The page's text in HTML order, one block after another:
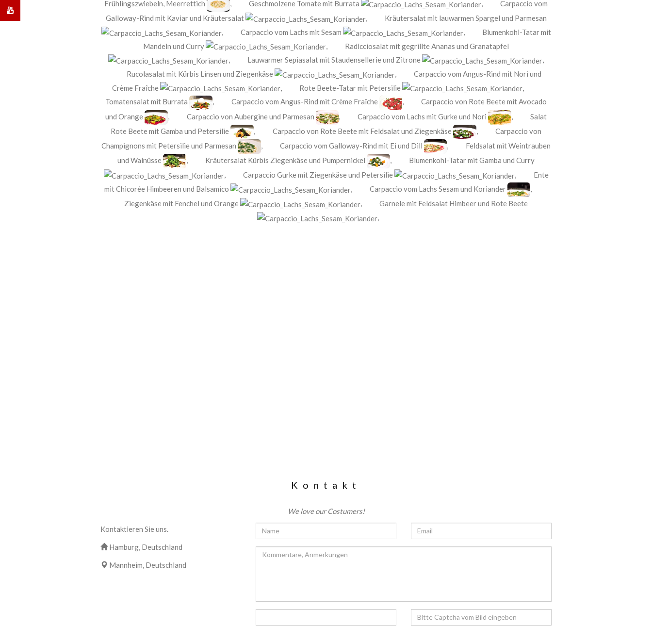
Frühlingszwiebeln, Meerrettich
, Geschmolzene Tomate mit Burrata , Carpaccio vom
Galloway-Rind mit Kaviar und Kräutersalat
, Kräutersalat mit lauwarmen Spargel und Parmesan
, Carpaccio vom Lachs mit Sesam , Blumenkohl-Tatar mit
Mandeln und Curry
Radicciosalat mit gegrillte Ananas und Granatapfel
, Lauwarmer Sepiasalat mit Staudensellerie und Zitrone
,
Rucolasalat mit Kürbis Linsen und Ziegenkäse
, Carpaccio vom Angus-Rind mit Nori und
Crème Fraîche
, Rote Beete-Tatar mit Petersilie
,
Tomatensalat mit Burrata
, Carpaccio vom Angus-Rind mit Crème Fraîche ,Carpaccio von Rote Beete mit Avocado
und Orange
, Carpaccio von Aubergine und Parmesan ,Carpaccio vom Lachs mit Gurke und Nori ,Salat
Rote Beete mit Gamba und Petersilie
, Carpaccio von Rote Beete mit Feldsalat und Ziegenkäse , Carpaccio von
Champignons mit Petersilie und Parmesan
, Carpaccio vom Galloway-Rind mit Ei und Dill , Feldsalat mit Weintrauben
und Walnüsse
, Kräutersalat Kürbis Ziegenkäse und Pumpernickel , Blumenkohl-Tatar mit Gamba und Curry
, Carpaccio Gurke mit Ziegenkäse und Petersilie , Ente
mit Chicorée Himbeeren und Balsamico
, Carpaccio vom Lachs Sesam und Koriander
,
Ziegenkäse mit Fenchel und Orange
, Garnele mit Feldsalat Himbeer und Rote Beete
,
Kontakt
We love our Costumers!
Kontaktieren Sie uns.
Hamburg, Deutschland
Mannheim, Deutschland